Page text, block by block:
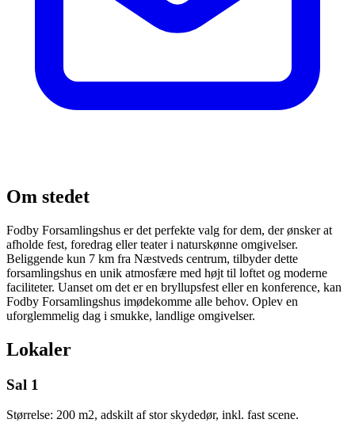
Om stedet
Fodby Forsamlingshus er det perfekte valg for dem, der ønsker at
afholde fest, foredrag eller teater i naturskønne omgivelser.
Beliggende kun 7 km fra Næstveds centrum, tilbyder dette
forsamlingshus en unik atmosfære med højt til loftet og moderne
faciliteter. Uanset om det er en bryllupsfest eller en konference, kan
Fodby Forsamlingshus imødekomme alle behov. Oplev en
uforglemmelig dag i smukke, landlige omgivelser.
Lokaler
Sal 1
Størrelse: 200 m2, adskilt af stor skydedør, inkl. fast scene.